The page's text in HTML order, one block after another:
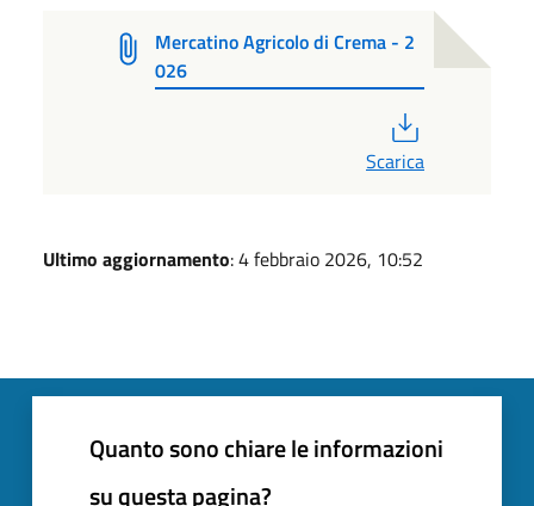
Mercatino Agricolo di Crema - 2
026
Scarica
Ultimo aggiornamento: 4 febbraio 2026, 10:52
Quanto sono chiare le informazioni
su questa pagina?